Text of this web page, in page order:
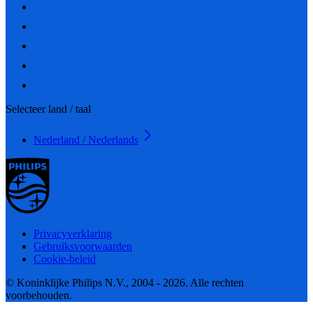
Selecteer land / taal
Nederland / Nederlands
Privacyverklaring
Gebruiksvoorwaarden
Cookie-beleid
© Koninklijke Philips N.V., 2004 - 2026. Alle rechten
voorbehouden.